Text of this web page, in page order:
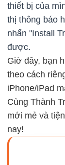
thiết bị của
thị thông báo
nhấn "Install
được.
Giờ đây, bạn
theo cách
iPhone/iPad
Cùng Thành
mới mẻ và
nay!